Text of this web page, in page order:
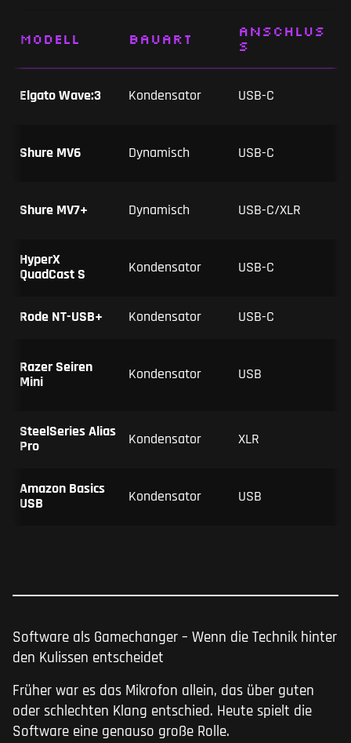
Modell Bauart
Anschlus
s
Elgato Wave:3 Kondensator USB-C
Shure MV6 Dynamisch USB-C
Shure MV7+ Dynamisch USB-C/XLR
HyperX
QuadCast S
Kondensator USB-C
Rode NT-USB+ Kondensator USB-C
Razer Seiren
Mini
Kondensator USB
SteelSeries Alias
Pro
Kondensator XLR
Amazon Basics
USB
Kondensator USB
Software als Gamechanger – Wenn die Technik hinter
den Kulissen entscheidet
Früher war es das Mikrofon allein, das über guten
oder schlechten Klang entschied. Heute spielt die
Software eine genauso große Rolle.